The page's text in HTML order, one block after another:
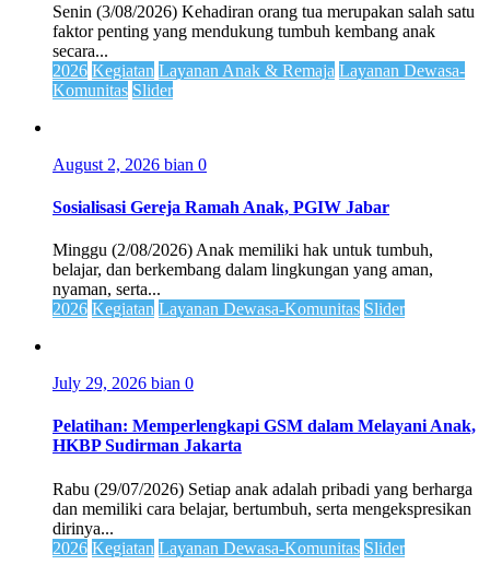
Senin (3/08/2026) Kehadiran orang tua merupakan salah satu
faktor penting yang mendukung tumbuh kembang anak
secara...
2026 Kegiatan Layanan Anak & Remaja Layanan Dewasa-
Komunitas Slider
August 2, 2026 bian 0
Sosialisasi Gereja Ramah Anak, PGIW Jabar
Minggu (2/08/2026) Anak memiliki hak untuk tumbuh,
belajar, dan berkembang dalam lingkungan yang aman,
nyaman, serta...
2026 Kegiatan Layanan Dewasa-Komunitas Slider
July 29, 2026 bian 0
Pelatihan: Memperlengkapi GSM dalam Melayani Anak,
HKBP Sudirman Jakarta
Rabu (29/07/2026) Setiap anak adalah pribadi yang berharga
dan memiliki cara belajar, bertumbuh, serta mengekspresikan
dirinya...
2026 Kegiatan Layanan Dewasa-Komunitas Slider